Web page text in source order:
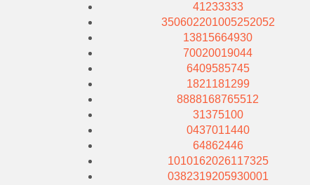
41233333
350602201005252052
13815664930
70020019044
6409585745
1821181299
8888168765512
31375100
0437011440
64862446
1010162026117325
0382319205930001